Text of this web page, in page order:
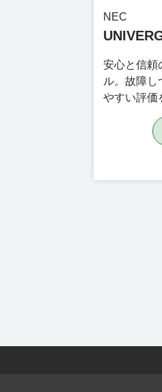
NEC
安心と信頼
ル。故障し
やすい評価